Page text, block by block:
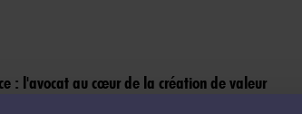
: l'avocat au cœur de la création de valeur